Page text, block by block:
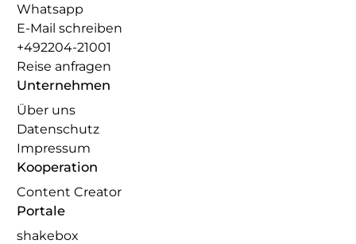
Whatsapp
E-Mail schreiben
+492204-21001
Reise anfragen
Unternehmen
Über uns
Datenschutz
Impressum
Kooperation
Content Creator
Portale
shakebox